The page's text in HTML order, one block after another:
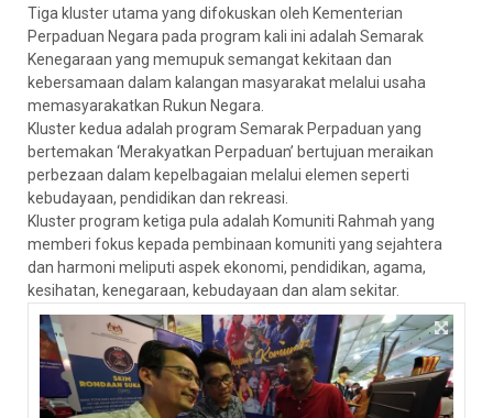
Tiga kluster utama yang difokuskan oleh Kementerian
Perpaduan Negara pada program kali ini adalah Semarak
Kenegaraan yang memupuk semangat kekitaan dan
kebersamaan dalam kalangan masyarakat melalui usaha
memasyarakatkan Rukun Negara.
Kluster kedua adalah program Semarak Perpaduan yang
bertemakan ‘Merakyatkan Perpaduan’ bertujuan meraikan
perbezaan dalam kepelbagaian melalui elemen seperti
kebudayaan, pendidikan dan rekreasi.
Kluster program ketiga pula adalah Komuniti Rahmah yang
memberi fokus kepada pembinaan komuniti yang sejahtera
dan harmoni meliputi aspek ekonomi, pendidikan, agama,
kesihatan, kenegaraan, kebudayaan dan alam sekitar.